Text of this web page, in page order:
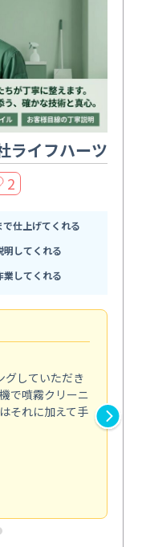
ライフハーツ
2
仕上げてくれる
明してくれる
業してくれる
グしていただき
で噴霧クリーニ
それに加えて手